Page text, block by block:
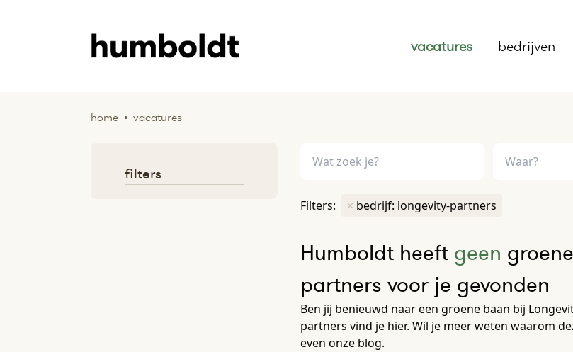
vacatures bedrijven
home • vacatures
Filters: × bedrijf: longevity-partners
Humboldt heeft geen
partners voor je gevonden
Ben jij benieuwd naar een groene baan bij
partners vind je hier. Wil je meer weten waarom
even onze blog.
filters